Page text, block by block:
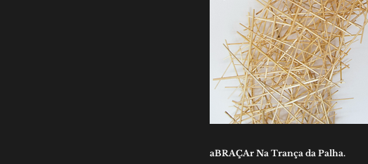
aBRAÇAr Na Trança da Palha.